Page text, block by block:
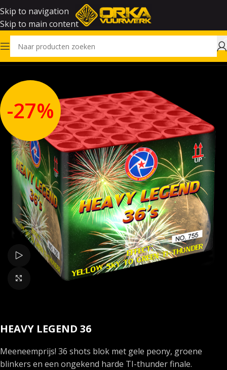
Skip to navigation
Skip to main content
Home Vuurwerk
-27%
Bekijk video
Klik om te vergroten
HEAVY LEGEND 36
Meeneemprijs! 36 shots blok met gele peony, groene
blinkers en een ongekend harde TI-thunder finale.